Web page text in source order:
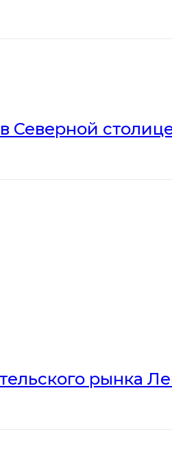
Северной
рынка